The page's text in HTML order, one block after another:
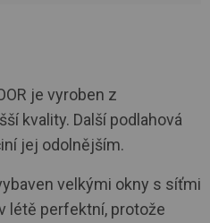
je vyroben z
kvality. Další podlahová
jej odolnějším.
velkými okny s síťmi
létě perfektní, protože